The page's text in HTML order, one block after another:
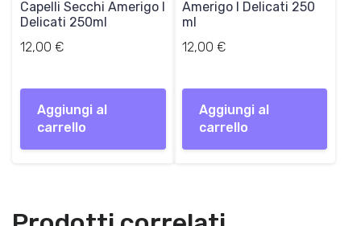
Capelli Secchi Amerigo I
Delicati 250ml
12,00 €
Aggiungi al
carrello
Amerigo I Delicati 250
ml
12,00 €
Aggiungi al
carrello